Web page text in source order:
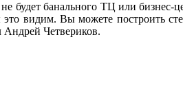
будет банального ТЦ или
видим. Вы можете построить
Четвериков.